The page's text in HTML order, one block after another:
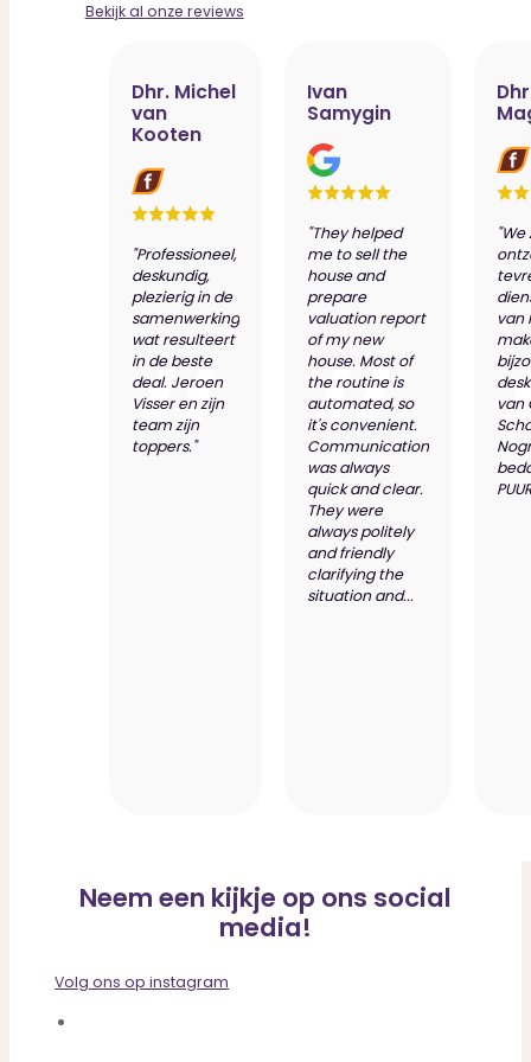
Bekijk al onze reviews
Dhr. Michel
van
Kooten
"Professioneel,
deskundig,
plezierig in de
samenwerking
wat resulteert
in de beste
deal. Jeroen
Visser en zijn
team zijn
toppers."
Ivan
Samygin
"They helped
me to sell the
house and
prepare
valuation report
of my new
house. Most of
the routine is
automated, so
it's convenient.
Communication
was always
quick and clear.
They were
always politely
and friendly
clarifying the
situation and...
"We
van
van
Neem een kijkje op ons social
media!
Volg ons op instagram